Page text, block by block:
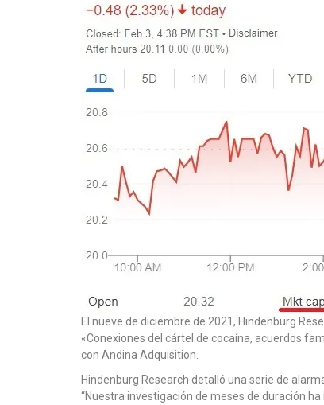
El nueve de diciembre de 2021, Hindenburg
«Conexiones del cártel de cocaína, acuerdos
con Andina Adquisition.
Hindenburg Research detalló una serie de
“Nuestra investigación de meses de duración